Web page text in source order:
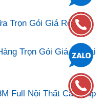
Trọn Gói Giá Rẻ
Trọn Gói Giá Rẻ Tại
Full Nội Thất Cao Cấp